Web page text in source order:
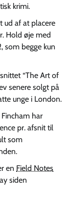
krimi.
ud af at placere
Hold øje med
som begge kun
“The Art of
senere solgt på
unge i London.
har
pr. afsnit til
som
en Field Notes
siden